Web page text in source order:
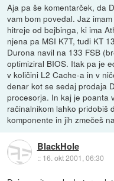
Aja pa še komentarček, da
vam bom povedal. Jaz
hitreje od bejbinga, ki ima
njena pa MSI K7T, tudi KT
Durona navil na 133 FSB
optimiziral BIOS. Itak pa je
v količini L2 Cache-a in v
denar kot se sedaj prodaja
procesorja. In kaj je poanta
račinalnikom lahko pridobiš
komponente in jih zmečeš
BlackHole
:: 16. okt 2001, 06:30